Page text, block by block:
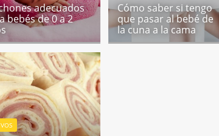
adecuados
bebés de 0 a 2
Cómo saber si tengo
que pasar al bebé de
la cuna a la cama